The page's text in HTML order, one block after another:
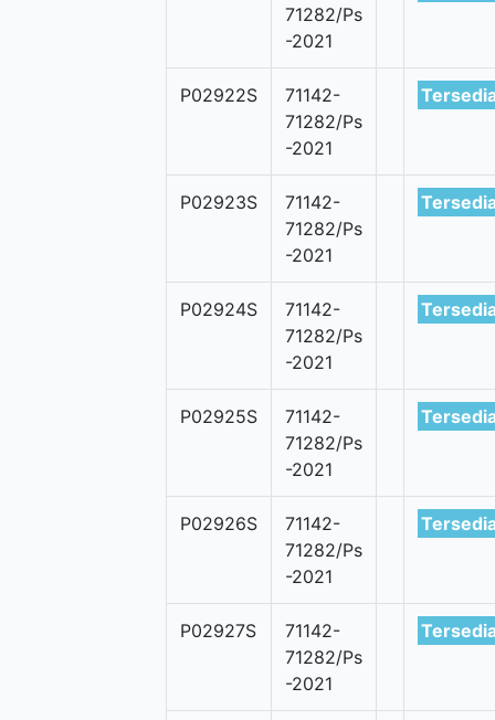
71282/Ps
-2021
P02922S
71142-
71282/Ps
-2021
P02923S
71142-
71282/Ps
-2021
P02924S
71142-
71282/Ps
-2021
P02925S
71142-
71282/Ps
-2021
P02926S
71142-
71282/Ps
-2021
P02927S
71142-
71282/Ps
-2021